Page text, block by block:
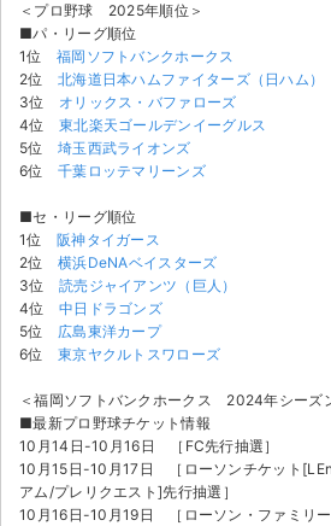
プライバシーポリシー
特定商取引法に基づく表記
公演登録依頼
チケットジャムの取り組み
音楽情報
＜プロ野球 2025年順位＞
■パ・リーグ順位
1位 福岡ソフトバンクホークス
2位 北海道日本ハムファイターズ（日ハム）
3位 オリックス・バファローズ
4位 東北楽天ゴールデンイーグルス
5位 埼玉西武ライオンズ
6位 千葉ロッテマリーンズ
■セ・リーグ順位
1位 阪神タイガース
2位 横浜DeNAベイスターズ
3位 読売ジャイアンツ（巨人）
4位 中日ドラゴンズ
5位 広島東洋カープ
6位 東京ヤクルトスワローズ
＜福岡ソフトバンクホークス 2024年シーズ
■最新プロ野球チケット情報
10月14日-10月16日 ［FC先行抽選］
10月15日-10月17日 ［ローソンチケット
アム/プレリクエスト]先行抽選］
10月16日-10月19日 ［ローソン・ファミリー